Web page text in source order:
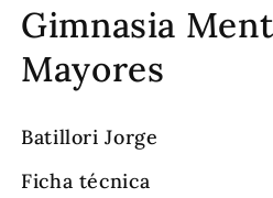
Gimnasia
Mayores
Batillori Jorge
Ficha técnica